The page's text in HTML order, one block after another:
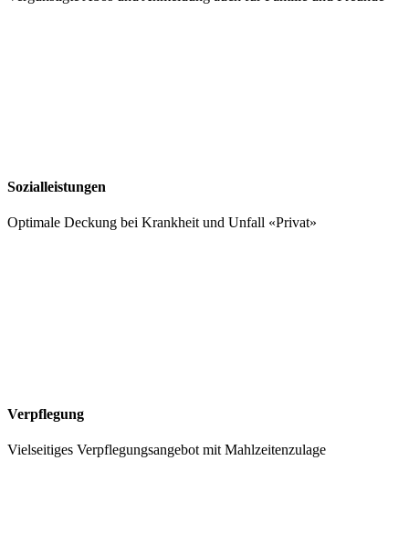
Sozialleistungen
Optimale Deckung bei Krankheit und Unfall «Privat»
Verpflegung
Vielseitiges Verpflegungsangebot mit Mahlzeitenzulage